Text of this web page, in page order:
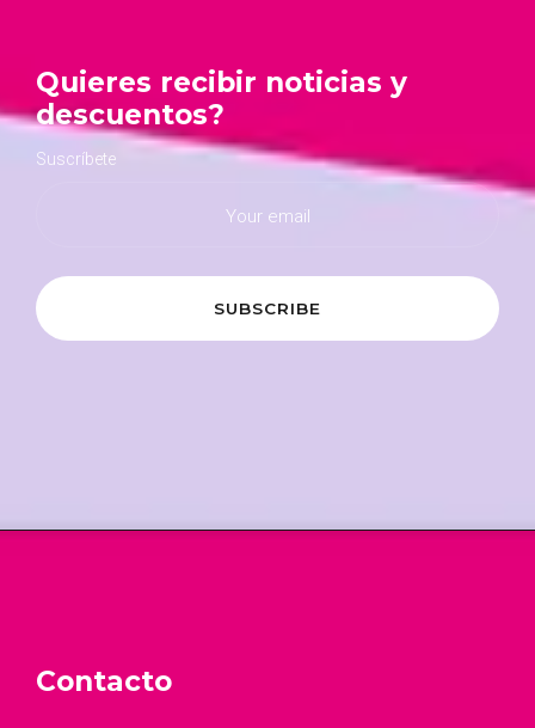
Quieres recibir noticias y
descuentos?
Suscríbete
Contacto